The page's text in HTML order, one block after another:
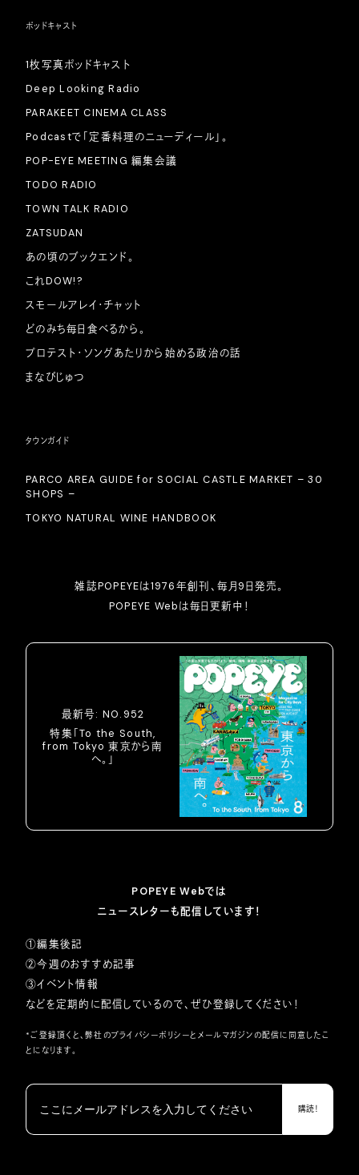
ポッドキャスト
1枚写真ポッドキャスト
Deep Looking Radio
PARAKEET CINEMA CLASS
Podcastで「定番料理のニューディール」。
POP-EYE MEETING 編集会議
TODO RADIO
TOWN TALK RADIO
ZATSUDAN
あの頃のブックエンド。
これDOW!?
スモールアレイ・チャット
どのみち毎日食べるから。
プロテスト・ソングあたりから始める政治の話
まなびじゅつ
タウンガイド
PARCO AREA GUIDE for SOCIAL CASTLE MARKET – 30
SHOPS –
TOKYO NATURAL WINE HANDBOOK
雑誌POPEYEは1976年創刊、毎月9日発売。
POPEYE Webは毎日更新中！
最新号: NO.952
特集「To the South,
from Tokyo 東京から南
へ。」
POPEYE Webでは
ニュースレターも配信しています！
①編集後記
②今週のおすすめ記事
③イベント情報
などを定期的に配信しているので、ぜひ登録してください！
*ご登録頂くと、弊社のプライバシーポリシーとメールマガジンの配信に同意したこ
とになります。